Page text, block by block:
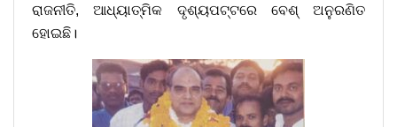
ରାଜନୀତି, ଆଧ୍ୟାତ୍ମିକ ଦୃଶ୍ୟପଟ୍ଟରେ ବେଶ୍ ଅନୁରଣିତ
ହୋଇଛି।